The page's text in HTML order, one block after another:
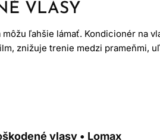
VLASY
ľahšie lámať. Kondicionér na
znižuje trenie medzi prameňmi,
na poškodené vlasy nájdete
opotrebovaniu.
vlasy • Lomax